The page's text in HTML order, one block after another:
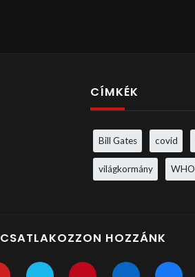
CÍMKÉK
Bill Gates covid
világkormány WHO
CSATLAKOZZON HOZZÁNK